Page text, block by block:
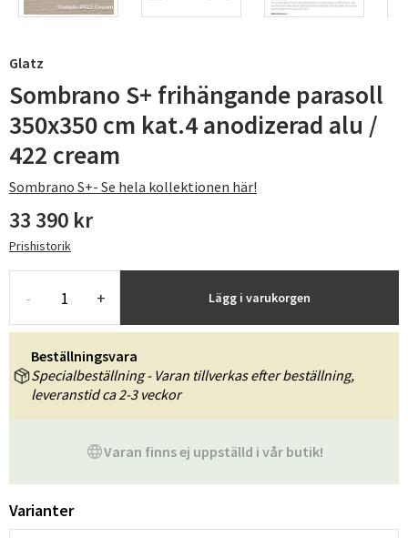
Glatz
Sombrano S+ frihängande parasoll
350x350 cm kat.4 anodizerad alu /
422 cream
Sombrano S+- Se hela kollektionen här!
33 390 kr
Prishistorik
- + Lägg i varukorgen
Varan finns ej uppställd i vår butik!
Beställningsvara
Specialbeställning - Varan tillverkas efter beställning,
leveranstid ca 2-3 veckor
Varianter